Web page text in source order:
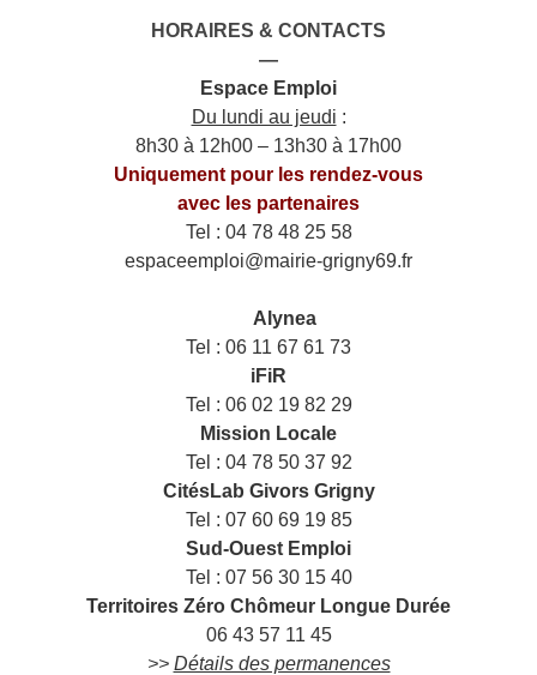
HORAIRES & CONTACTS
—
Espace Emploi
Du lundi au jeudi :
8h30 à 12h00 – 13h30 à 17h00
Uniquement pour les rendez-vous
avec les partenaires
Tel : 04 78 48 25 58
espaceemploi@mairie-grigny69.fr
Alynea
Tel : 06 11 67 61 73
iFiR
Tel : 06 02 19 82 29
Mission Locale
Tel : 04 78 50 37 92
CitésLab Givors Grigny
Tel : 07 60 69 19 85
Sud-Ouest Emploi
Tel : 07 56 30 15 40
Territoires Zéro Chômeur Longue Durée
06 43 57 11 45
>> Détails des permanences